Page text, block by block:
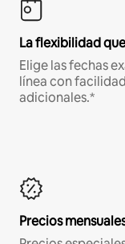
La flexibilidad
Elige las fechas
línea con
adicionales.*
Precios